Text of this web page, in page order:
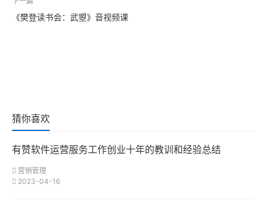
《樊登读书会：武曌》音视频课
猜你喜欢
有赞软件运营服务工作创业十年的教训和经验总结
营销管理
2023-04-16